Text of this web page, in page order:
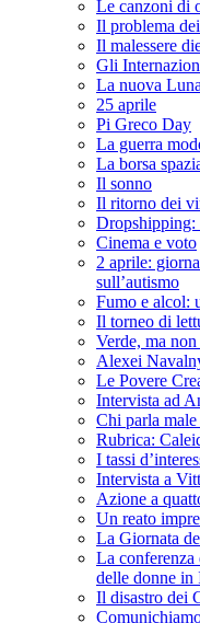
Le canzoni di
Il problema
Il malessere
Gli
La nuova
25 aprile
Pi Greco Day
La guerra
La borsa
Il sonno
Il ritorno dei
Dropshipping:
Cinema e voto
2 aprile:
sull’autismo
Fumo e alcol:
Il torneo di
Verde, ma
Alexei
Le Povere
Intervista ad
Chi parla male
Rubrica:
I tassi
Intervista a
Azione a
Un reato
La Giornata
La conferenza
delle donne in
Il disastro dei